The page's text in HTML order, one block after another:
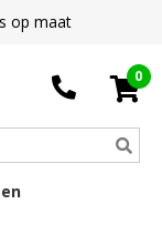
op maat
0